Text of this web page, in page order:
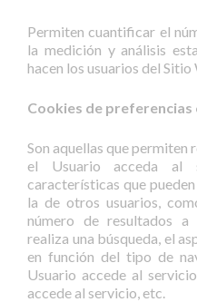
Permiten cuantificar el
la medición y análisis
hacen los usuarios del Sitio
Cookies de preferencias
Son aquellas que
el Usuario acceda al
características que
la de otros usuarios,
número de resultados
realiza una búsqueda, el
en función del tipo de
Usuario accede al
accede al servicio, etc.